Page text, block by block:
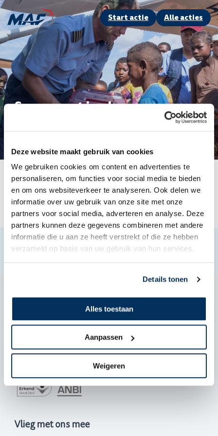
Deze website maakt gebruik van cookies
We gebruiken cookies om content en advertenties te
personaliseren, om functies voor social media te bieden
en om ons websiteverkeer te analyseren. Ook delen we
informatie over uw gebruik van onze site met onze
partners voor social media, adverteren en analyse. Deze
partners kunnen deze gegevens combineren met andere
informatie die u aan ze heeft verstrekt of die ze hebben
verzameld op basis van uw gebruik van hun services.
Details tonen
Alles toestaan
Aanpassen
Weigeren
Start actie Alle acties
Samen met jou kunnen we
Swipe om een doel te kiezen
Expeditie LandingsbaanRunway Run
Zoek een actie of actievoerder
Vlieg met ons mee
De Zanden 57-A, PA Teuge
Geef een gift
NL 40 ABNA0558345808